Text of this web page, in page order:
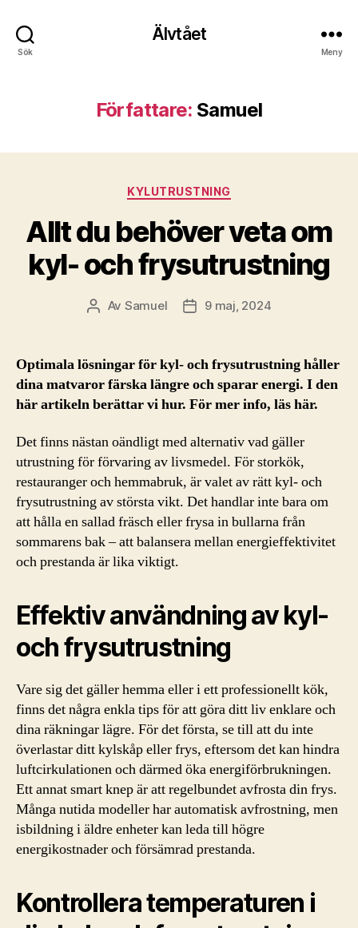
Sök
Älvtået
Meny
Författare: Samuel
Kategorier
KYLUTRUSTNING
Allt du behöver veta om
kyl- och frysutrustning
Inläggsförfattare
Av Samuel Inläggsdatum
9 maj, 2024
Optimala lösningar för kyl- och frysutrustning håller
dina matvaror färska längre och sparar energi. I den
här artikeln berättar vi hur. För mer info, läs här.
Det finns nästan oändligt med alternativ vad gäller
utrustning för förvaring av livsmedel. För storkök,
restauranger och hemmabruk, är valet av rätt kyl- och
frysutrustning av största vikt. Det handlar inte bara om
att hålla en sallad fräsch eller frysa in bullarna från
sommarens bak – att balansera mellan energieffektivitet
och prestanda är lika viktigt.
Effektiv användning av kyl-
och frysutrustning
Vare sig det gäller hemma eller i ett professionellt kök,
finns det några enkla tips för att göra ditt liv enklare och
dina räkningar lägre. För det första, se till att du inte
överlastar ditt kylskåp eller frys, eftersom det kan hindra
luftcirkulationen och därmed öka energiförbrukningen.
Ett annat smart knep är att regelbundet avfrosta din frys.
Många nutida modeller har automatisk avfrostning, men
isbildning i äldre enheter kan leda till högre
energikostnader och försämrad prestanda.
Kontrollera temperaturen i